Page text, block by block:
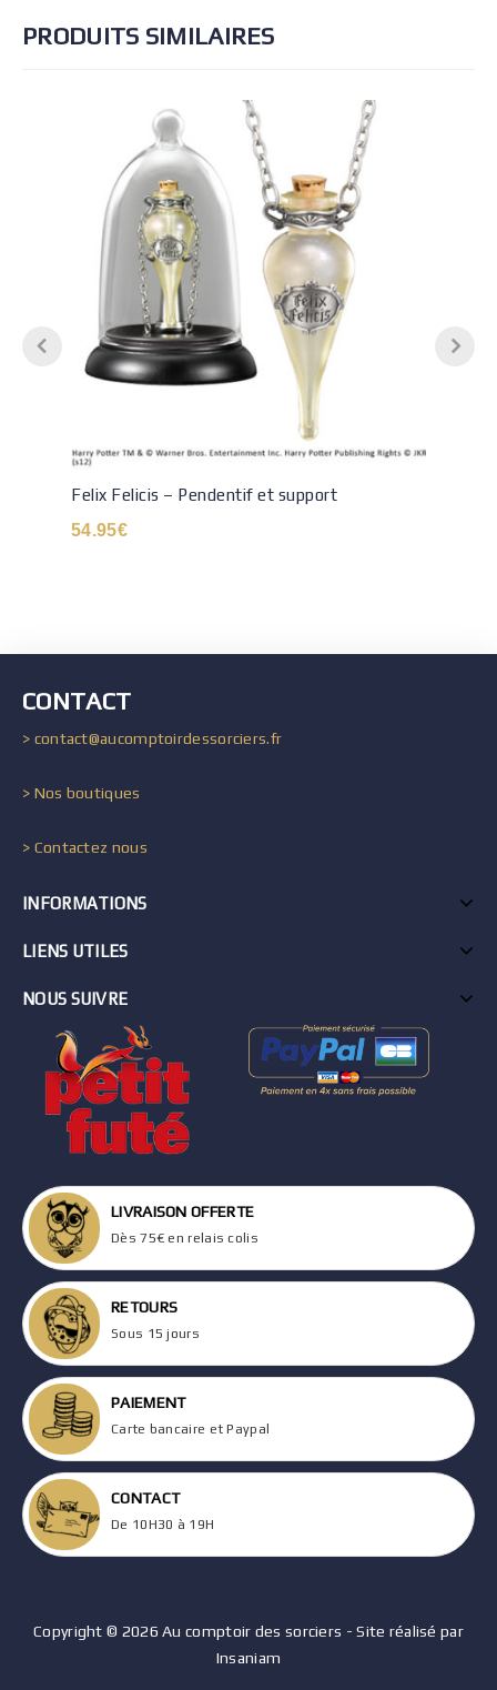
PRODUITS SIMILAIRES
Felix Felicis – Pendentif et support
54.95€
CONTACT
> contact@aucomptoirdessorciers.fr
> Nos boutiques
> Contactez nous
INFORMATIONS
LIENS UTILES
NOUS SUIVRE
LIVRAISON OFFERTE
Dès 75€ en relais colis
RETOURS
Sous 15 jours
PAIEMENT
Carte bancaire et Paypal
CONTACT
De 10H30 à 19H
Copyright © 2026 Au comptoir des sorciers - Site réalisé par
Insaniam